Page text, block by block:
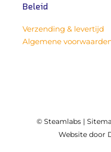
Beleid
Verzending & levertijd
Algemene
© Steamlabs |
Website door